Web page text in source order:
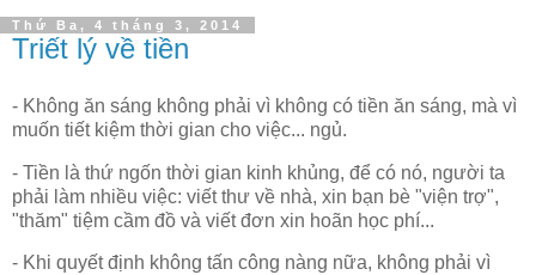
Thứ Ba, 4 tháng 3, 2014
Triết lý về tiền
- Không ăn sáng không phải vì không có tiền ăn sáng, mà vì
muốn tiết kiệm thời gian cho việc... ngủ.
- Tiền là thứ ngốn thời gian kinh khủng, để có nó, người ta
phải làm nhiều việc: viết thư về nhà, xin bạn bè "viện trợ",
"thăm" tiệm cầm đồ và viết đơn xin hoãn học phí...
- Khi quyết định không tấn công nàng nữa, không phải vì